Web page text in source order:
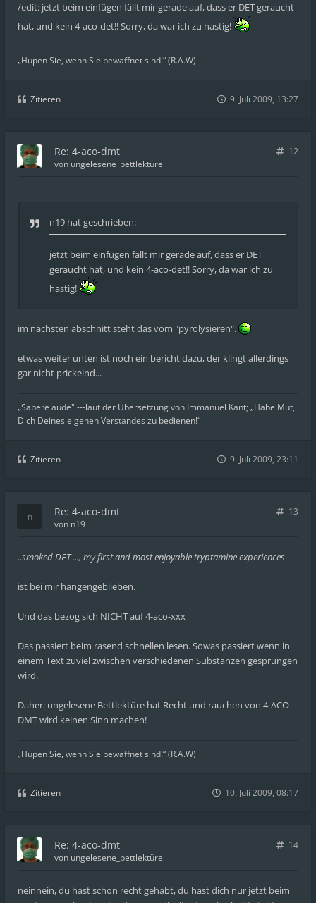
/edit: jetzt beim einfügen fällt mir gerade auf, dass er DET geraucht
hat, und kein 4-aco-det!! Sorry, da war ich zu hastig!
„Hupen Sie, wenn Sie bewaffnet sind!“ (R.A.W)
Zitieren 9. Juli 2009, 13:27
Re: 4-aco-dmt
12
von ungelesene_bettlektüre
n19 hat geschrieben:
jetzt beim einfügen fällt mir gerade auf, dass er DET
geraucht hat, und kein 4-aco-det!! Sorry, da war ich zu
hastig!
im nächsten abschnitt steht das vom "pyrolysieren".
etwas weiter unten ist noch ein bericht dazu, der klingt allerdings
gar nicht prickelnd...
„Sapere aude" ---laut der Übersetzung von Immanuel Kant; „Habe Mut,
Dich Deines eigenen Verstandes zu bedienen!“
Zitieren 9. Juli 2009, 23:11
Re: 4-aco-dmt
13
von n19
..smoked DET ..., my first and most enjoyable tryptamine experiences
ist bei mir hängengeblieben.
Und das bezog sich NICHT auf 4-aco-xxx
Das passiert beim rasend schnellen lesen. Sowas passiert wenn in
einem Text zuviel zwischen verschiedenen Substanzen gesprungen
wird.
Daher: ungelesene Bettlektüre hat Recht und rauchen von 4-ACO-
DMT wird keinen Sinn machen!
„Hupen Sie, wenn Sie bewaffnet sind!“ (R.A.W)
Zitieren 10. Juli 2009, 08:17
Re: 4-aco-dmt
14
von ungelesene_bettlektüre
neinnein, du hast schon recht gehabt, du hast dich nur jetzt beim